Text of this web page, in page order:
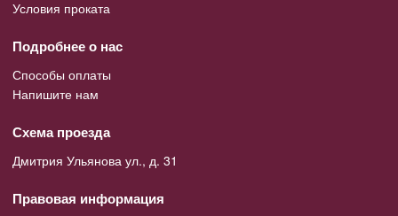
Условия проката
Подробнее о нас
Способы оплаты
Напишите нам
Схема проезда
Дмитрия Ульянова ул., д. 31
Правовая информация